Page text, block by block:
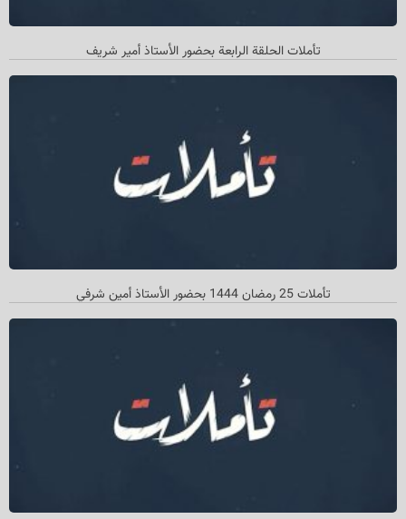
تأملات الحلقة الرابعة بحضور الأستاذ أمیر شريف
تأملات 25 رمضان 1444 بحضور الأستاذ أمین شرفي